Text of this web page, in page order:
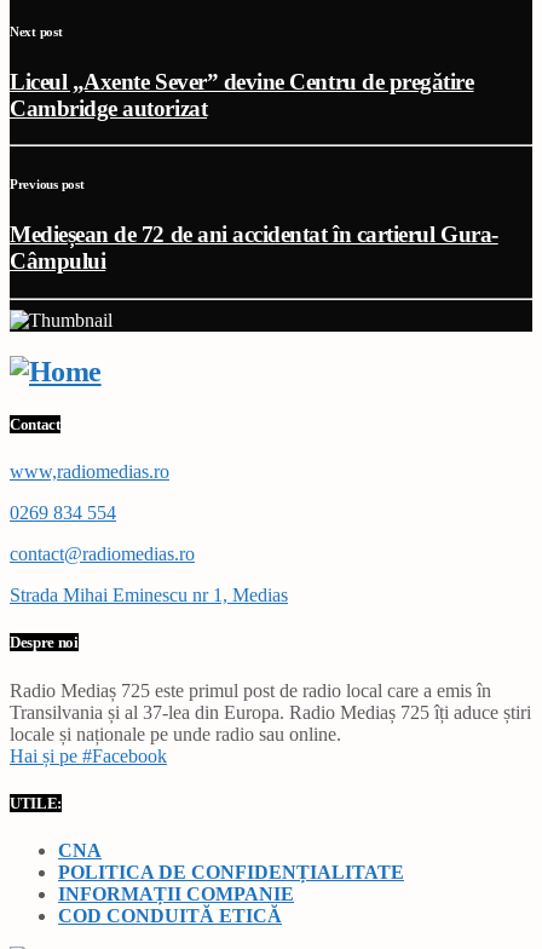
Next post
Liceul „Axente Sever” devine Centru de pregătire
Cambridge autorizat
Previous post
Medieșean de 72 de ani accidentat în cartierul Gura-
Câmpului
Contact
www,radiomedias.ro
0269 834 554
contact@radiomedias.ro
Strada Mihai Eminescu nr 1, Medias
Despre noi
Radio Mediaș 725 este primul post de radio local care a emis în
Transilvania și al 37-lea din Europa. Radio Mediaș 725 îți aduce știri
locale și naționale pe unde radio sau online.
Hai și pe #Facebook
UTILE:
CNA
POLITICA DE CONFIDENȚIALITATE
INFORMAȚII COMPANIE
COD CONDUITĂ ETICĂ